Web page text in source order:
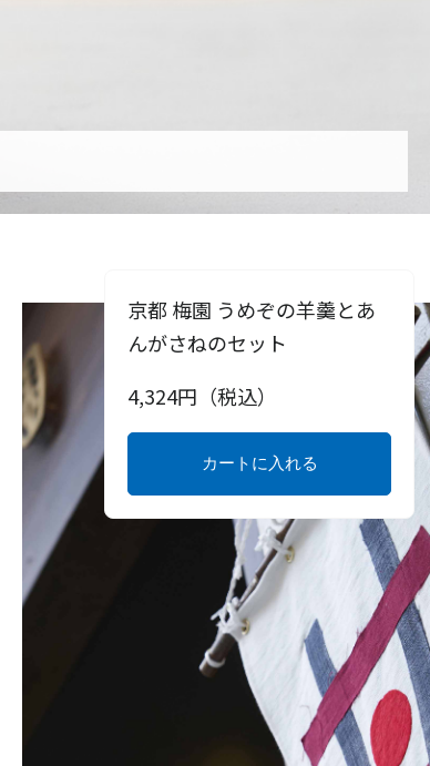
京都 梅園 うめぞの羊羹とあ
んがさねのセット
4,324円（税込）
カートに入れる